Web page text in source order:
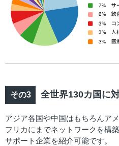
全世界130カ国に
アジア各国や中国はもちろんア
フリカにまでネットワークを構
サポート企業を紹介可能です。